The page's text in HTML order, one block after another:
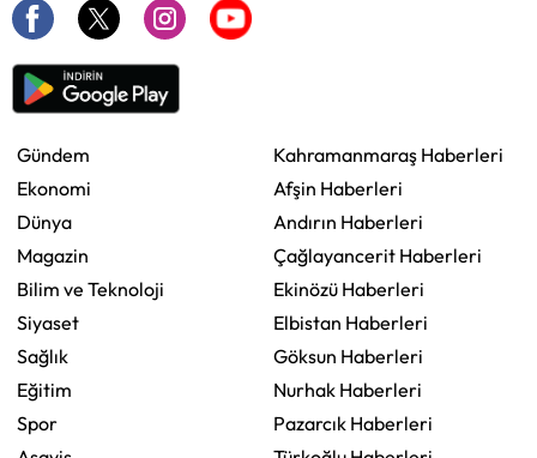
Gündem
Ekonomi
Dünya
Magazin
Bilim ve Teknoloji
Siyaset
Sağlık
Eğitim
Spor
Kahramanmaraş Haberleri
Afşin Haberleri
Andırın Haberleri
Çağlayancerit Haberleri
Ekinözü Haberleri
Elbistan Haberleri
Göksun Haberleri
Nurhak Haberleri
Pazarcık Haberleri